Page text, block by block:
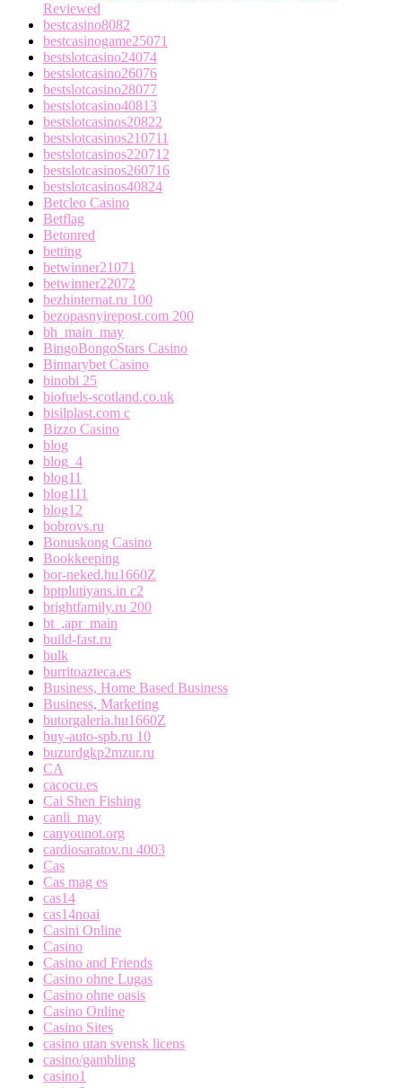
Reviewed
bestcasino8082
bestcasinogame25071
bestslotcasino24074
bestslotcasino26076
bestslotcasino28077
bestslotcasino40813
bestslotcasinos20822
bestslotcasinos210711
bestslotcasinos220712
bestslotcasinos260716
bestslotcasinos40824
Betcleo Casino
Betflag
Betonred
betting
betwinner21071
betwinner22072
bezhinternat.ru 100
bezopasnyirepost.com 200
bh_main_may
BingoBongoStars Casino
Binnarybet Casino
binobi 25
biofuels-scotland.co.uk
bisilplast.com c
Bizzo Casino
blog
blog_4
blog11
blog111
blog12
bobrovs.ru
Bonuskong Casino
Bookkeeping
bor-neked.hu1660Z
bptplutiyans.in c2
brightfamily.ru 200
bt_,apr_main
build-fast.ru
bulk
burritoazteca.es
Business, Home Based Business
Business, Marketing
butorgaleria.hu1660Z
buy-auto-spb.ru 10
buzurdgkp2mzur.ru
CA
cacocu.es
Cai Shen Fishing
canli_may
canyounot.org
cardiosaratov.ru 4003
Cas
Cas mag es
cas14
cas14noai
Casini Online
Casino
Casino and Friends
Casino ohne Lugas
Casino ohne oasis
Casino Online
Casino Sites
casino utan svensk licens
casino/gambling
casino1